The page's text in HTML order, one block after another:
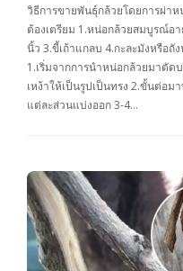
วิธีการขายพันธุ์กล้วยโดยการผ่า
ต้องเตรียม 1.หน่อกล้วยสมบูรณ์อ
นิ้ว 3.ขี้เถ้าแกลบ 4.กะละมังหรือถั
1.เริ่มจากการนำหน่อกล้วยมาตั
เหง้าให้เป็นรูปเป็นทรง 2.ขั้นต่อม
แต่ละส่วนแบ่งออก 3-4…